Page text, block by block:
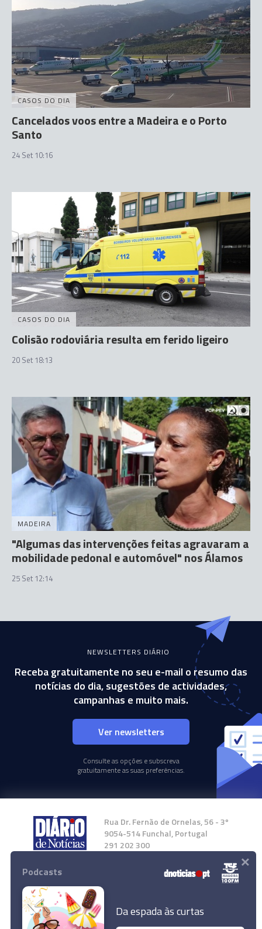
CASOS DO DIA
Cancelados voos entre a Madeira e o Porto
Santo
24 Set 10:16
CASOS DO DIA
Colisão rodoviária resulta em ferido ligeiro
20 Set 18:13
MADEIRA
"Algumas das intervenções feitas agravaram a
mobilidade pedonal e automóvel" nos Álamos
25 Set 12:14
NEWSLETTERS DIÁRIO
Receba gratuitamente no seu e-mail o resumo das
notícias do dia, sugestões de actividades,
campanhas e muito mais.
Ver newsletters
Consulte as opções e subscreva
gratuitamente as suas preferências.
Rua Dr. Fernão de Ornelas, 56 - 3º
9054-514 Funchal, Portugal
291 202 300
Instale a nossa App
Podcasts
Da espada às curtas
×